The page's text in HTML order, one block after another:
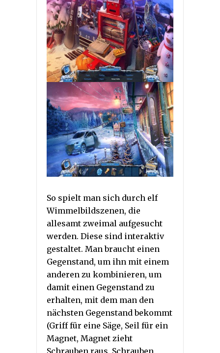
So spielt man sich durch elf
Wimmelbildszenen, die
allesamt zweimal aufgesucht
werden. Diese sind interaktiv
gestaltet. Man braucht einen
Gegenstand, um ihn mit einem
anderen zu kombinieren, um
damit einen Gegenstand zu
erhalten, mit dem man den
nächsten Gegenstand bekommt
(Griff für eine Säge, Seil für ein
Magnet, Magnet zieht